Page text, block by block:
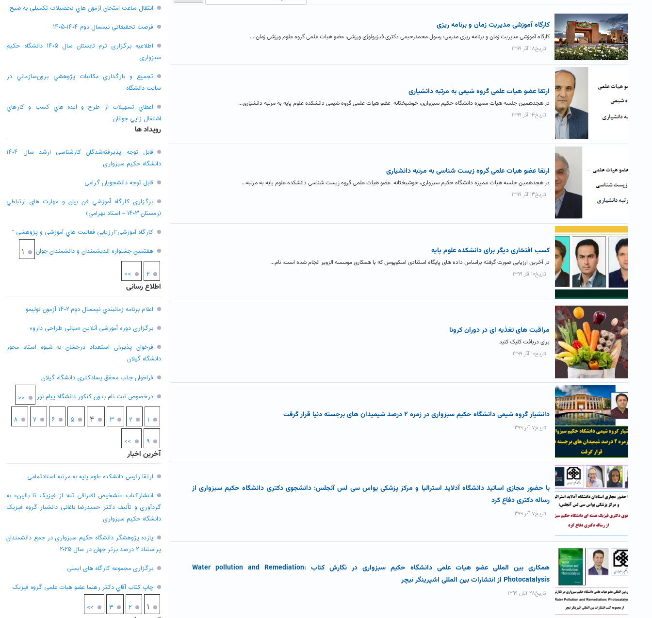
کارگاه آموزشی مدیریت زمان و برنامه ریزی
کارگاه آموزشی مدیریت زمان و برنامه ریزی مدرس: رسول محمدرحیمی دکتری فیزیولوژی ورزشی، عضو هیات علمی گروه علوم ورزشی زمان:...
تاریخ۱۸ آذر ۱۳۹۹
ارتقا عضو هیات علمی گروه شیمی به مرتبه دانشیاری
در هجدهمین جلسه هیات ممیزه دانشگاه حکیم سبزواری، خوشبختانه عضو هیات علمی گروه شیمی دانشکده علوم پایه به مرتبه دانشیاری...
تاریخ۱۴ آذر ۱۳۹۹
ارتقا عضو هیات علمی گروه زیست شناسی به مرتبه دانشیاری
در هجدهمین جلسه هیات ممیزه دانشگاه حکیم سبزواری، خوشبختانه عضو هیات علمی گروه زیست شناسی دانشکده علوم پایه به مرتبه...
تاریخ۱۳ آذر ۱۳۹۹
کسب افتخاری دیگر برای دانشکده علوم پایه
در آخرین ارزیابی صورت گرفته براساس داده‌ های پایگاه استنادی اسکوپوس که با همکاری موسسه الزویر انجام شده است، نام...
تاریخ۱۰ آذر ۱۳۹۹
مراقبت های تغذیه ای در دوران کرونا
برای دریافت کلیک کنید
تاریخ۱۰ آذر ۱۳۹۹
دانشیار گروه شیمی دانشگاه حکیم سبزواری در زمره ۲ درصد شیمیدان های برجسته دنیا قرار گرفت
تاریخ۷ آذر ۱۳۹۹
با حضور مجازی اساتید دانشگاه آدلاید استرالیا و مرکز پزشکی یواس سی لس آنجلس: دانشجوی دکتری دانشگاه حکیم سبزواری از
رساله دکتری دفاع کرد
تاریخ۷ آذر ۱۳۹۹
همکاری بین المللی عضو هیات علمی دانشگاه حکیم سبزواری در نگارش کتاب Water pollution and Remediation:
Photocatalysis از انتشارات بین المللی اشپرینگر نیچر
تاریخ۲۸ آبان ۱۳۹۹
انتقال ساعت امتحان آزمون هاي تحصيلات تکميلي به صبح
فرصت تحقيقاتي نیمسال دوم ۱۴۰۴-۱۴۰۵
اطلاعیه برگزاری ترم تابستان سال ۱۴۰۵ دانشگاه حکیم
سبزواری
تجميع و بارگذاري مکاتبات پژوهشي برون‌سازماني در
سايت دانشگاه
اعطاي تسهيلات از طرح و ايده هاي کسب و کارهاي
اشتغال زايي جوانان
رویداد ها
قابل توجه پذیرفته‌شدگان کارشناسی ارشد سال ۱۴۰۴
دانشگاه حکیم سبزواری
قابل توجه دانشجویان گرامی
برگزاري کارگاه آموزشي فن بيان و مهارت هاي ارتباطي
(زمستان ۱۴۰۳ – استاد بهرامي)
کارگاه آموزشی”ارزيابي فعاليت هاي آموزشي و پژوهشي “
هفتمين جشنواره انديشمندان و دانشمندان جوان
۱
۲ >>
اطلاع رسانی
اعلام برنامه زمانبندي نيمسال دوم ۱۴۰۲ آزمون توليمو
برگزاری دوره آموزشی آنلاین «مبانی طراحی دارو»
فرخوان پذيرش استعداد درخشان به شيوه استاد محور
دانشگاه گيلان
فراخوان جذب محقق پسادکتري دانشگاه گيلان
درخصوص ثبت نام بدون کنکور دانشگاه پیام نور
<<
۱ ۲ ۳ ۴ ۵ ۶ ۷ ۸
۹ >>
آخرین اخبار
ارتقا رئیس دانشکده علوم پایه به مرتبه استادتمامی
انتشارکتاب «تشخیص افتراقی تنه: از فیزیک تا بالین» به
گردآوری و تألیف دکتر حمیدرضا باغانی دانشیار گروه فیزیک
دانشگاه حکیم سبزواری
یازده پژوهشگر دانشگاه حکیم سبزواری در جمع دانشمندان
پراستناد ۲ درصد برتر جهان در سال ۲۰۲۵
برگزاری مجموعه کارگاه های ایمنی
چاپ کتاب آقاي دکتر رهنما عضو هیات علمی گروه فیزیک
۱ ۲ ۳ >>